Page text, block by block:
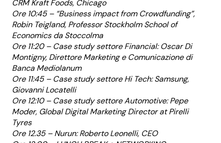
CRM Kraft Foods, Chicago
Ore 10:45 – “Business impact from Crowdfunding”,
Robin Teigland, Professor Stockholm School of
Economics da Stoccolma
Ore 11:20 – Case study settore Financial: Oscar Di
Montigny, Direttore Marketing e Comunicazione di
Banca Mediolanum
Ore 11:45 – Case study settore Hi Tech: Samsung,
Giovanni Locatelli
Ore 12:10 – Case study settore Automotive: Pepe
Moder, Global Digital Marketing Director at Pirelli
Tyres
Ore 12.35 – Nurun: Roberto Leonelli, CEO